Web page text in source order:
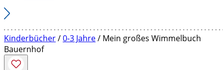
Kinderbücher/0-3 Jahre/ Mein großes Wimmelbuch
Bauernhof